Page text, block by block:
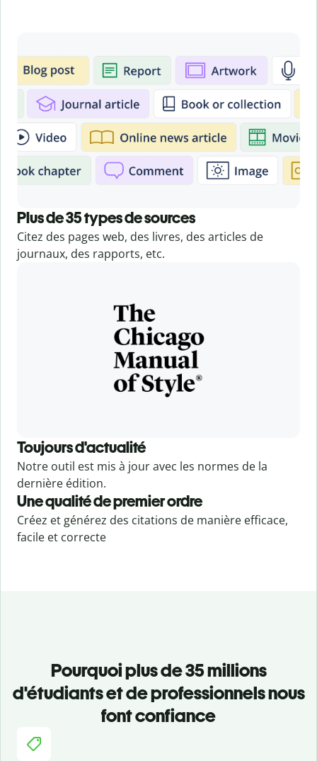
Plus de 35 types de sources
Citez des pages web, des livres, des articles de
journaux, des rapports, etc.
Toujours d'actualité
Notre outil est mis à jour avec les normes de la
dernière édition.
Une qualité de premier ordre
Créez et générez des citations de manière efficace,
facile et correcte
Pourquoi plus de 35 millions
d'étudiants et de professionnels nous
font confiance